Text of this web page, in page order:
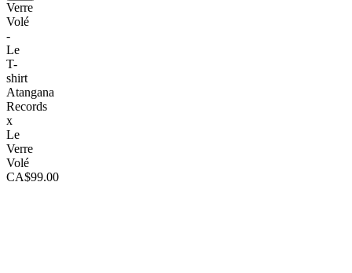
Verre
Volé
-
Le
T-
shirt
Atangana
Records
x
Le
Verre
Volé
CA$99.00